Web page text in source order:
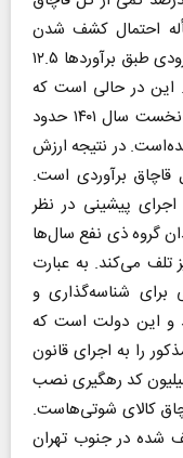
احتمال کشف شدن
قاچاقچی را پایین نشان می‌دهد. قاچاق ورودی طبق برآورد‌ها ۱۲.۵
این در حالی است که
ارزش پرونده‌های کشفیات قاچاق در نیمه نخست سال ۱۴۰۱ حدود
دلار اعلام شده‌است. در نتیجه ارزش
از ۵/۰درصد از کل قاچاق برآوردی است.
اجرای پیشینی در نظر
گروه ذی نفع سال‌ها
تلف می‌کند. به عبارت
برای شناسه‌گذاری و
و این دولت است که
را به اجرای قانون
کند. در نیمه اول سال ۱۴۰۱ حدود ۱۸۵میلیون کد رهگیری نصب
کالای شوتی‌هاست.
شده در جنوب تهران